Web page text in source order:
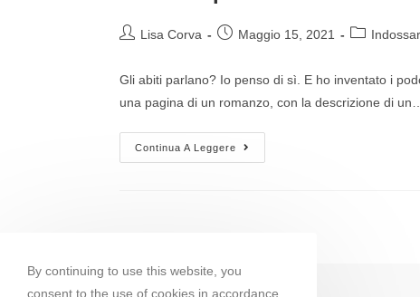
Lisa Corva Maggio 15, 2021
Gli abiti parlano? Io penso di sì. E ho inventato i
una pagina di un romanzo, con la descrizione di un…
Continua A Leggere
By continuing to use this website, you
consent to the use of cookies in accordance